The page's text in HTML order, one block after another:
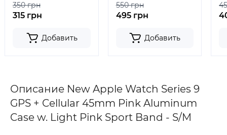
350 грн
315 грн
Добавить
550 грн
495 грн
Добавить
Описание New Apple Watch Series 9
GPS + Cellular 45mm Pink Aluminum
Case w. Light Pink Sport Band - S/M